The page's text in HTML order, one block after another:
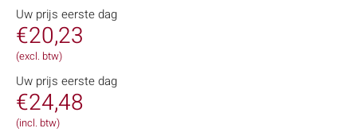
Uw prijs eerste dag
€20,23
(excl. btw)
Uw prijs eerste dag
€24,48
(incl. btw)